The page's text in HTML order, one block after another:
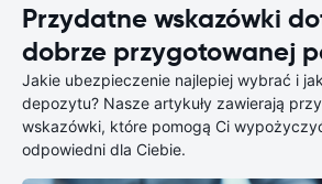
Przydatne wskazówki
dobrze przygotowanej
Jakie ubezpieczenie najlepiej wybrać i
depozytu? Nasze artykuły zawierają
wskazówki, które pomogą Ci
odpowiedni dla Ciebie.